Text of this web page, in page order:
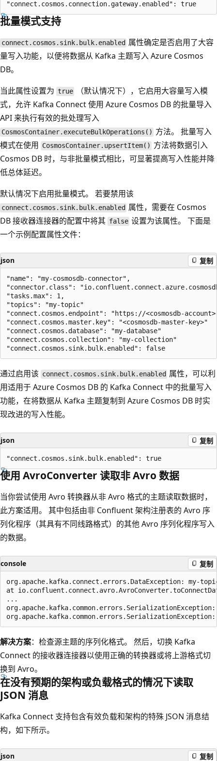
批量模式支持
connect.cosmos.sink.bulk.enabled 属性确定是否启用了大容
量写入功能，以便将数据从 Kafka 主题写入 Azure Cosmos
DB。
当此属性设置为 true
（默认情况下），它启用大容量写入模
式，允许 Kafka Connect 使用 Azure Cosmos DB 的批量导入
API 来执行有效的批处理写入
CosmosContainer.executeBulkOperations() 方法。 批量写入
模式在使用 CosmosContainer.upsertItem() 方法将数据引入
Cosmos DB 时，与非批量模式相比，可显著提高写入性能并降
低总体延迟。
默认情况下启用批量模式。 若要禁用该
connect.cosmos.sink.bulk.enabled 属性，需要在 Cosmos
DB 接收器连接器的配置中将其 false 设置为该属性。 下面是
一个示例配置属性文件：
json 复制
"name": "my-cosmosdb-connector",
"connector.class":
"tasks.max": 1,
"topics": "my-topic"
"connect.cosmos.endpoint": "https://<cosmosdb-
"connect.cosmos.master.key": "<cosmosdb-master-key>"
"connect.cosmos.database": "my-database"
"connect.cosmos.collection": "my-collection"
通过启用该 connect.cosmos.sink.bulk.enabled 属性，可以利
用适用于 Azure Cosmos DB 的 Kafka Connect 中的批量写入
功能，在将数据从 Kafka 主题复制到 Azure Cosmos DB 时实
现改进的写入性能。
json 复制
使用 AvroConverter 读取非 Avro 数据
当你尝试使用 Avro 转换器从非 Avro 格式的主题读取数据时，
此方案适用。 其中包括由非 Confluent 架构注册表的 Avro 序
列化程序（其具有不同线路格式）的其他 Avro 序列化程序写入
的数据。
console 复制
org.apache.kafka.connect.errors.DataException: my-
at
...
解决方案：检查源主题的序列化格式。 然后，切换 Kafka
Connect 的接收器连接器以使用正确的转换器或将上游格式切
换到 Avro。
在没有预期的架构或负载格式的情况下读取
JSON 消息
Kafka Connect 支持包含有效负载和架构的特殊 JSON 消息结
构，如下所示。
json 复制